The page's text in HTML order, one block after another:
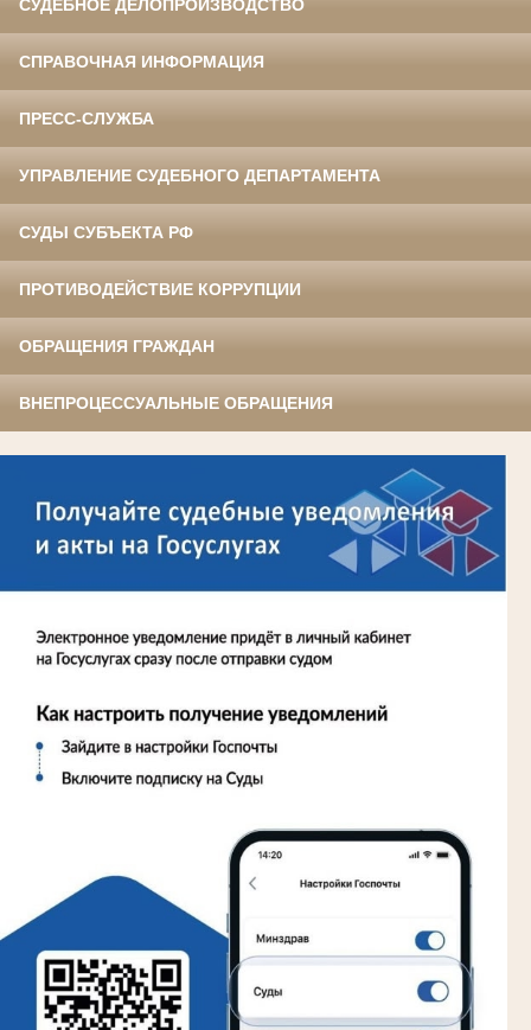
СУДЕБНОЕ ДЕЛОПРОИЗВОДСТВО
СПРАВОЧНАЯ ИНФОРМАЦИЯ
ПРЕСС-СЛУЖБА
УПРАВЛЕНИЕ СУДЕБНОГО ДЕПАРТАМЕНТА
СУДЫ СУБЪЕКТА РФ
ПРОТИВОДЕЙСТВИЕ КОРРУПЦИИ
ОБРАЩЕНИЯ ГРАЖДАН
ВНЕПРОЦЕССУАЛЬНЫЕ ОБРАЩЕНИЯ